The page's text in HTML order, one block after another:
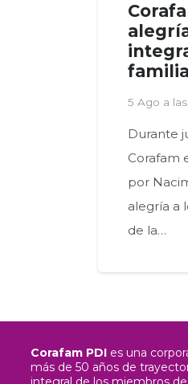
5 Ago a
Durante
Corafam
por
alegría a
de la…
Corafam PDIes una
más de 50 años de